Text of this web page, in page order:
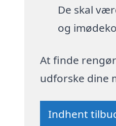
De skal
og
At finde
udforske dine
Indhent